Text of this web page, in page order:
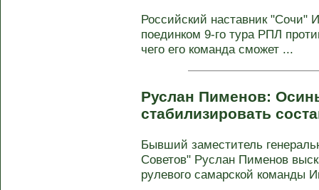
Российский наставник "Сочи"
поединком 9-го тура РПЛ
чего его команда сможет ...
Руслан Пименов:
стабилизировать
Бывший заместитель
Советов" Руслан Пименов
рулевого самарской команды